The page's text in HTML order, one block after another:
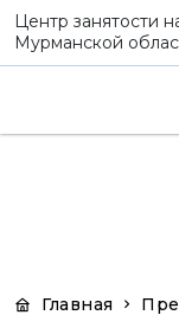
png
Центр занятости
Мурманской
Главная